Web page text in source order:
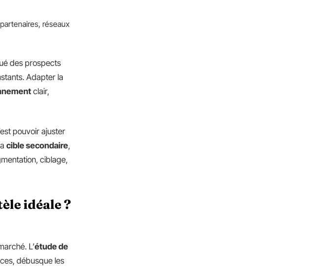
réseaux
des prospects
Adapter la
clair,
pouvoir ajuster
cible secondaire,
ciblage,
idéale ?
L’étude de
débusque les